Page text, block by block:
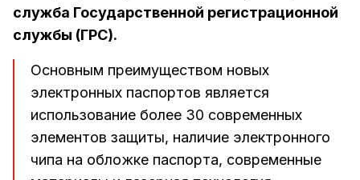
служба Государственной регистрационной
службы (ГРС).
Основным преимуществом новых
электронных паспортов является
использование более 30 современных
элементов защиты, наличие электронного
чипа на обложке паспорта, современные